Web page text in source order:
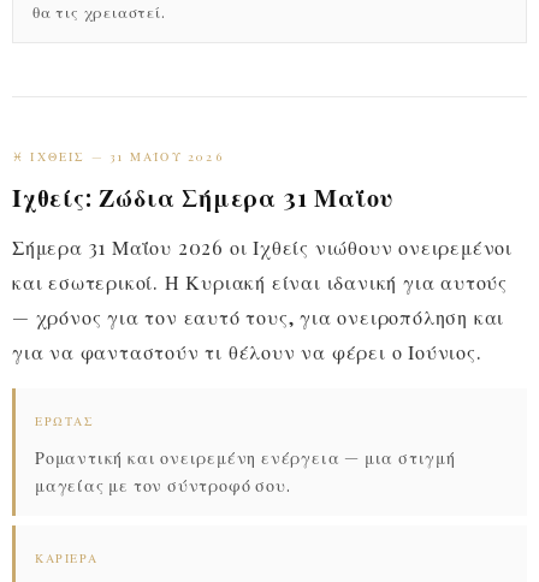
θα τις χρειαστεί.
♓ ΙΧΘΕΊΣ — 31 ΜΑΪ́ΟΥ 2026
Ιχθείς: Ζώδια Σήμερα 31 Μαΐου
Σήμερα 31 Μαΐου 2026 οι Ιχθείς νιώθουν ονειρεμένοι
και εσωτερικοί. Η Κυριακή είναι ιδανική για αυτούς
— χρόνος για τον εαυτό τους, για ονειροπόληση και
για να φανταστούν τι θέλουν να φέρει ο Ιούνιος.
ΈΡΩΤΑΣ
Ρομαντική και ονειρεμένη ενέργεια — μια στιγμή
μαγείας με τον σύντροφό σου.
ΚΑΡΙΈΡΑ